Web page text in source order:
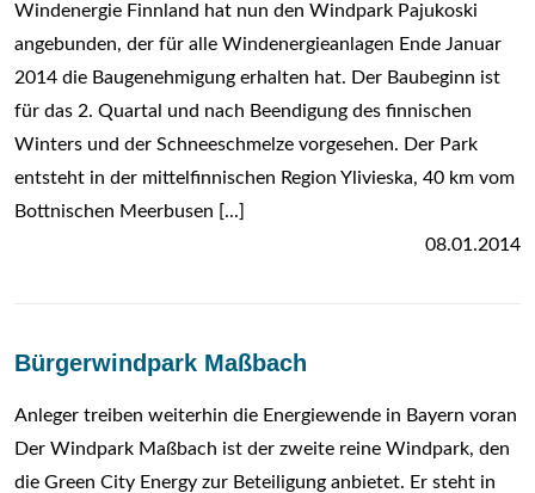
Windenergie Finnland hat nun den Windpark Pajukoski
angebunden, der für alle Windenergieanlagen Ende Januar
2014 die Baugenehmigung erhalten hat. Der Baubeginn ist
für das 2. Quartal und nach Beendigung des finnischen
Winters und der Schneeschmelze vorgesehen. Der Park
entsteht in der mittelfinnischen Region Ylivieska, 40 km vom
Bottnischen Meerbusen [...]
08.01.2014
Bürgerwindpark Maßbach
Anleger treiben weiterhin die Energiewende in Bayern voran
Der Windpark Maßbach ist der zweite reine Windpark, den
die Green City Energy zur Beteiligung anbietet. Er steht in